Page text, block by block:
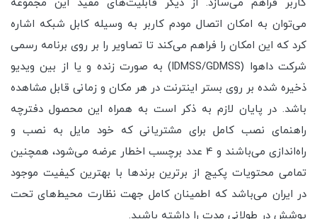
می‌توان به امکان اتصال مودم کاربر به وسیله کابل شبکه اشاره
کرد که این امکان را فراهم می‌کند تا تصاویر را بر روی برنامه رسمی
شرکت داهوا (IDMSS/GDMSS) به صورت زنده و یا از بین ویدیو
ذخیره شده بر روی بستر اینترنت در هر مکان و زمانی قابل مشاهده
باشد. در پایان لازم به ذکر است به همراه این محصول دفترچه
راهنمای نصب کامل برای مشتریانی که خود مایل به نصب و
راه‌اندازی می‌باشند و 4 عدد برچسب اخطار عرضه می‌شود، همچنین
تمامی محتویات پکیج از برترین برندها با بهترین کیفیت موجود
در ایران می‌باشد که اطمینان کامل جهت نظارت محیط‌های تحت
پوشش در طولانی مدت را داشته باشید.